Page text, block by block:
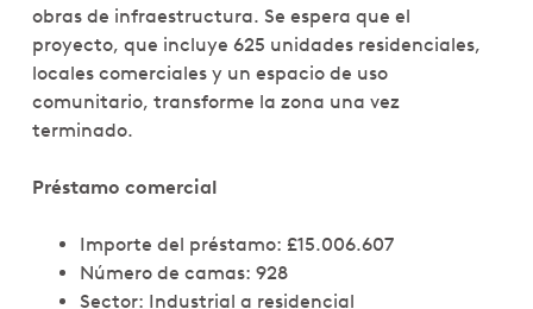
obras de infraestructura. Se espera que el
proyecto, que incluye 625 unidades residenciales,
locales comerciales y un espacio de uso
comunitario, transforme la zona una vez
terminado.
Préstamo comercial
Importe del préstamo: £15.006.607
Número de camas: 928
Sector: Industrial a residencial